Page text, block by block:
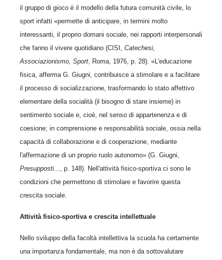
il gruppo di gioco è il modello della futura comunità civile, lo
sport infatti «permette di anticipare, in termini molto
interessanti, il proprio domani sociale, nei rapporti interpersonali
che fanno il vivere quotidiano (CISI, Catechesi,
Associazionismo, Sport , Roma, 1976, p. 28). «L'educazione
fisica, afferma G. Giugni, contribuisce a stimolare e a facilitare
il processo di socializzazione, trasformando lo stato affettivo
elementare della socialità (il bisogno di stare insieme) in
sentimento sociale e, cioè, nel senso di appartenenza e di
coesione; in comprensione e responsabilità sociale, ossia nella
capacità di collaborazione e di cooperazione, mediante
l'affermazione di un proprio ruolo autonomo» (G. Giugni,
Presupposti ..., p. 148). Nell'attività fisico-sportiva ci sono le
condizioni che permettono di stimolare e favorire questa
crescita sociale.
Attività fisico-sportiva e crescita intellettuale
Nello sviluppo della facoltà intellettiva la scuola ha certamente
una importanza fondamentale, ma non è da sottovalutare